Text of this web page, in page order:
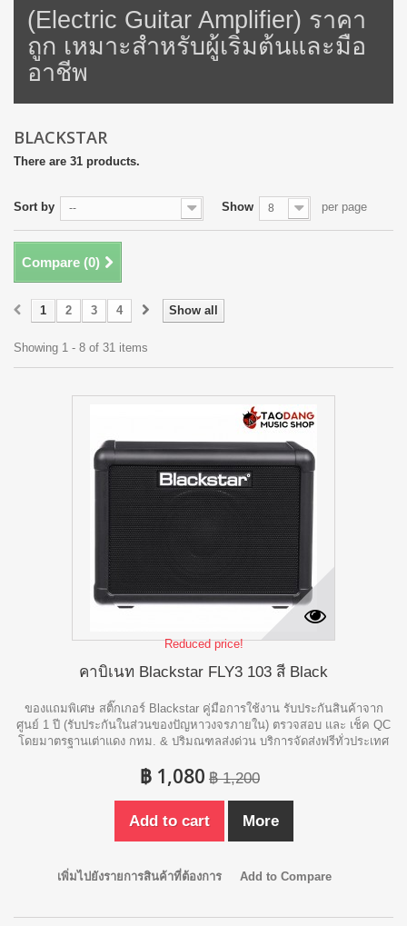
(Electric Guitar Amplifier) ราคา
ถูก เหมาะสำหรับผู้เริ่มต้นและมือ
อาชีพ
BLACKSTAR
There are 31 products.
Sort by -- Show 8 per page
Compare (0)
Show all
1 2 3 4
Showing 1 - 8 of 31 items
Reduced price!
คาบิเนท Blackstar FLY3 103 สี Black
ของแถมพิเศษ สติ๊กเกอร์ Blackstar คู่มือการใช้งาน รับประกันสินค้าจาก
ศูนย์ 1 ปี (รับประกันในส่วนของปัญหาวงจรภายใน) ตรวจสอบ และ เช็ค QC
โดยมาตรฐานเต่าแดง กทม. & ปริมณฑลส่งด่วน บริการจัดส่งฟรีทั่วประเทศ
฿ 1,080 ฿ 1,200
Add to cart More
เพิ่มไปยังรายการสินค้าที่ต้องการ Add to Compare